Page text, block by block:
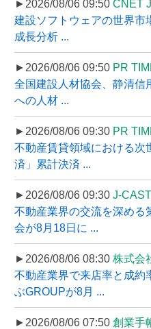
►2026/08/06 09:50 CNET
建設ソフトウェアの世界市
成長分析 ...
►2026/08/06 09:50 PR
全国建設人材協会、静清信
への人材 ...
►2026/08/06 09:30 PR
不動産賃貸領域における
済」累計決済 ...
►2026/08/06 09:30 J-
不動産業界の交流を深める
会が8月18日に ...
►2026/08/06 08:30 株式会
不動産業界で来店率と成約
ぶGROUPが8月 ...
►2026/08/06 07:50 創業手